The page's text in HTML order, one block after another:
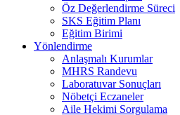
Öz Değerlendirme Süreci
SKS Eğitim Planı
Eğitim Birimi
Yönlendirme
Anlaşmalı Kurumlar
MHRS Randevu
Laboratuvar Sonuçları
Nöbetçi Eczaneler
Aile Hekimi Sorgulama